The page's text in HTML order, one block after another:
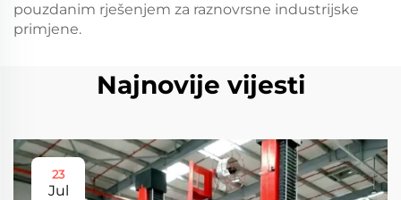
pouzdanim rješenjem za raznovrsne industrijske
primjene.
Najnovije vijesti
23
Jul